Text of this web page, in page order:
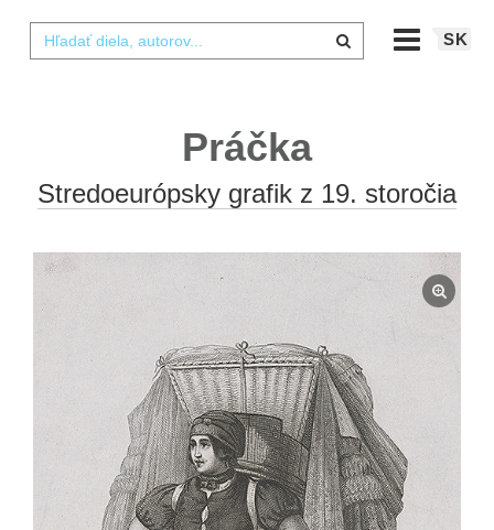
SK
Práčka
Stredoeurópsky grafik z 19. storočia